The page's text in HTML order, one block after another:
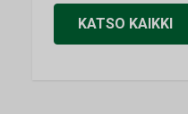
KATSO KAIKKI